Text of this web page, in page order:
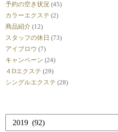
予約の空き状況 (45)
カラーエクステ (2)
商品紹介 (12)
スタッフの休日 (73)
アイブロウ (7)
キャンペーン (24)
４Dエクステ (29)
シングルエクステ (28)